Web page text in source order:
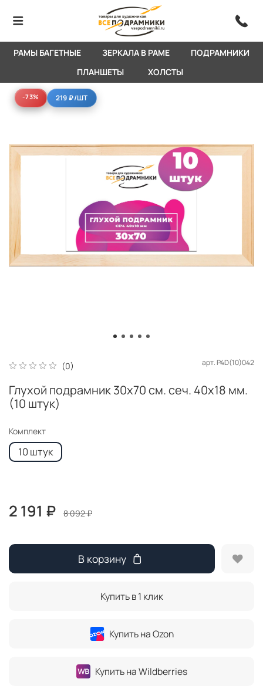
РАМЫ БАГЕТНЫЕ ЗЕРКАЛА В РАМЕ
ПОДРАМНИКИ
ПЛАНШЕТЫ
ХОЛСТЫ
-73%
-73% 219 ₽/ШТ
(0) арт.P4D(10)042
Глухой подрамник 30x70 см. сеч. 40х18 мм.
(10 штук)
Комплект
10 штук
2 191 ₽ 8 092 ₽
В корзину
Купить в 1 клик
Купить на Ozon
Купить на Wildberries